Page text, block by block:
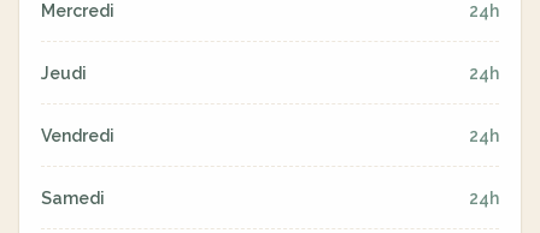
Mercredi 24h
Jeudi 24h
Vendredi 24h
Samedi 24h